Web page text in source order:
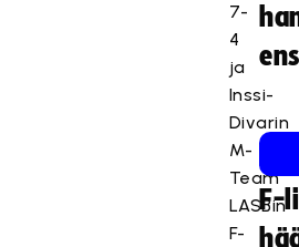
7-
4
ja
Inssi-
Divarin
M-
Team
LASBin
F-
F-